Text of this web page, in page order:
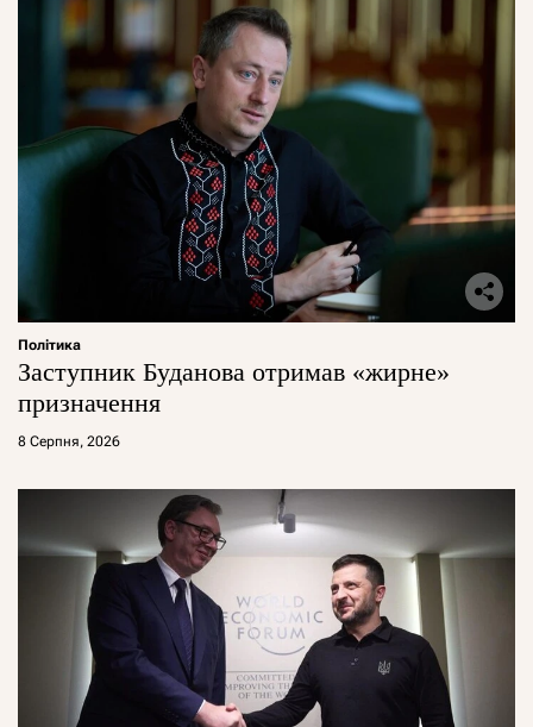
Політика
Заступник Буданова отримав «жирне»
призначення
8 Серпня, 2026